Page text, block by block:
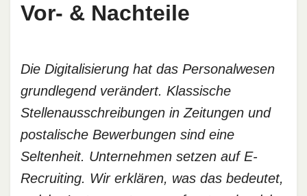
Vor- & Nachteile
Die Digitalisierung hat das Personalwesen
grundlegend verändert. Klassische
Stellenausschreibungen in Zeitungen und
postalische Bewerbungen sind eine
Seltenheit. Unternehmen setzen auf E-
Recruiting. Wir erklären, was das bedeutet,